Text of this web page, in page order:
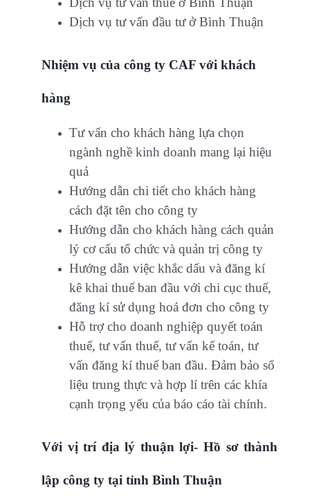
Dịch vụ tư vấn đầu tư ở Bình Thuận
Nhiệm vụ của công ty CAF với khách
hàng
Tư vấn cho khách hàng lựa chọn
ngành nghề kinh doanh mang lại hiệu
quả
Hướng dẫn chi tiết cho khách hàng
cách đặt tên cho công ty
Hướng dẫn cho khách hàng cách quản
lý cơ cấu tổ chức và quản trị công ty
Hướng dẫn việc khắc dấu và đăng kí
kê khai thuế ban đầu với chi cục thuế,
đăng kí sử dụng hoá đơn cho công ty
Hỗ trợ cho doanh nghiệp quyết toán
thuế, tư vấn thuế, tư vấn kế toán, tư
vấn đăng kí thuế ban đầu. Đảm bảo số
liệu trung thực và hợp lí trên các khía
cạnh trọng yếu của báo cáo tài chính.
Với vị trí địa lý thuận lợi- Hồ sơ thành
lập công ty tại tỉnh Bình Thuận